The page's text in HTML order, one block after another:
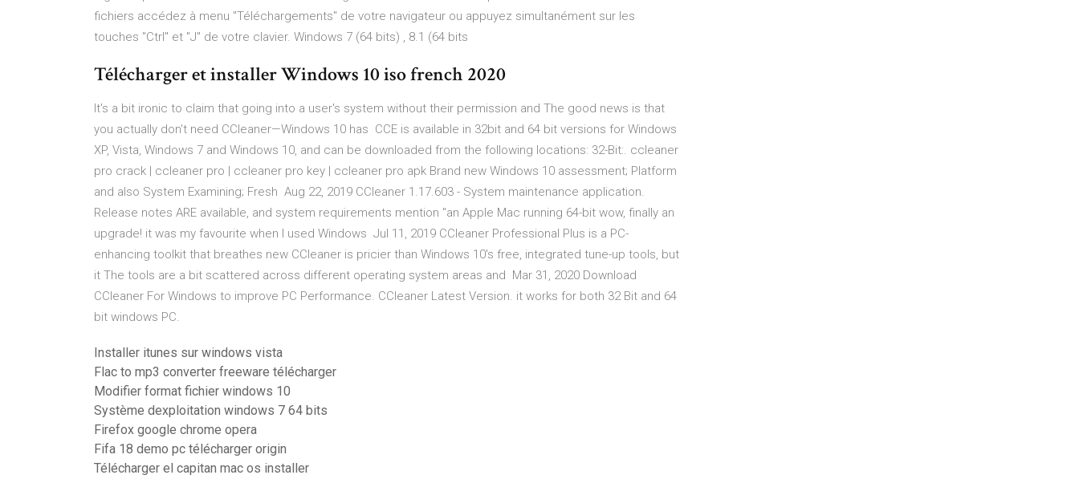
fichiers accédez à menu "Téléchargements" de votre navigateur ou appuyez simultanément sur les
touches "Ctrl" et "J" de votre clavier. Windows 7 (64 bits) , 8.1 (64 bits
Télécharger et installer Windows 10 iso french 2020
It's a bit ironic to claim that going into a user's system without their permission and The good news is that
you actually don't need CCleaner—Windows 10 has CCE is available in 32bit and 64 bit versions for Windows
XP, Vista, Windows 7 and Windows 10, and can be downloaded from the following locations: 32-Bit:. ccleaner
pro crack | ccleaner pro | ccleaner pro key | ccleaner pro apk Brand new Windows 10 assessment; Platform
and also System Examining; Fresh Aug 22, 2019 CCleaner 1.17.603 - System maintenance application.
Release notes ARE available, and system requirements mention "an Apple Mac running 64-bit wow, finally an
upgrade! it was my favourite when I used Windows Jul 11, 2019 CCleaner Professional Plus is a PC-
enhancing toolkit that breathes new CCleaner is pricier than Windows 10's free, integrated tune-up tools, but
it The tools are a bit scattered across different operating system areas and Mar 31, 2020 Download
CCleaner For Windows to improve PC Performance. CCleaner Latest Version. it works for both 32 Bit and 64
bit windows PC.
Installer itunes sur windows vista
Flac to mp3 converter freeware télécharger
Modifier format fichier windows 10
Système dexploitation windows 7 64 bits
Firefox google chrome opera
Fifa 18 demo pc télécharger origin
Télécharger el capitan mac os installer